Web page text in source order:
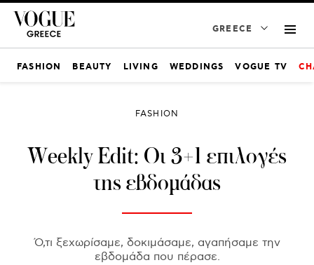
GREECE
FASHION BEAUTY LIVING WEDDINGS VOGUE TV
FASHION
Weekly Edit: Οι 3+1 επιλογές
της εβδομάδας
Ό,τι ξεχωρίσαμε, δοκιμάσαμε, αγαπήσαμε την
εβδομάδα που πέρασε.